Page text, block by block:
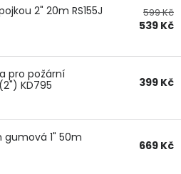
2" 20m RS155J
599 Kč
539 Kč
pro požární
KD795
399 Kč
1" 50m
669 Kč